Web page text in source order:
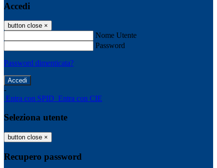
Accedi
button close ×
Nome Utente
Password
Password dimenticata?
-
Entra con SPID Entra con CIE
Seleziona utente
button close ×
Recupero password